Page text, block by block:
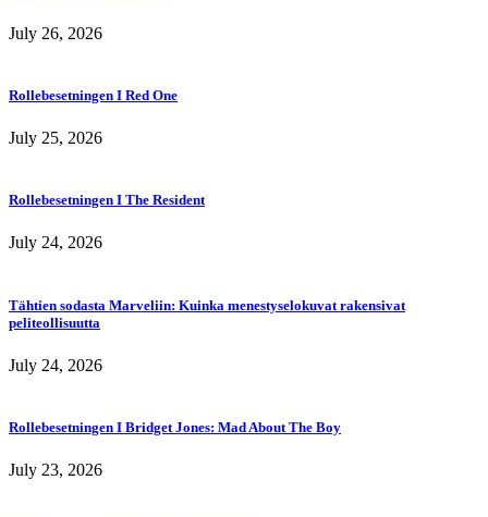
July 26, 2026
Rollebesetningen I Red One
July 25, 2026
Rollebesetningen I The Resident
July 24, 2026
Tähtien sodasta Marveliin: Kuinka menestyselokuvat rakensivat
peliteollisuutta
July 24, 2026
Rollebesetningen I Bridget Jones: Mad About The Boy
July 23, 2026